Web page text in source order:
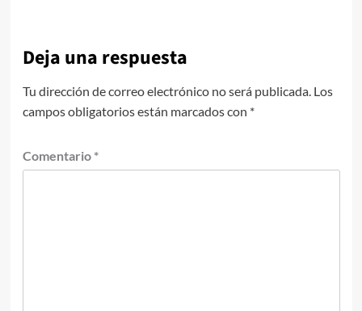
Deja una respuesta
Tu dirección de correo electrónico no será publicada. Los
campos obligatorios están marcados con *
Comentario *